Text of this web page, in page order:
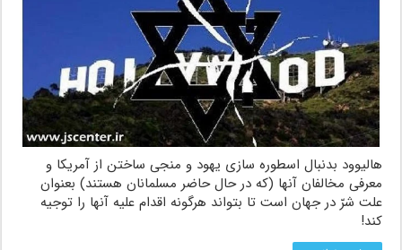
هالیوود بدنبال اسطوره سازی یهود و منجی ساختن از آمریکا و
معرفی مخالفان آنها (که در حال حاضر مسلمانان هستند) بعنوان
علت شرّ در جهان است تا بتواند هرگونه اقدام علیه آنها را توجیه
کند!